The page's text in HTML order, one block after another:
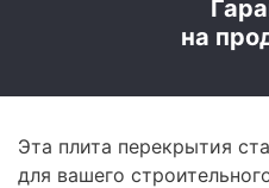
на
Эта плита перекрытия
для вашего